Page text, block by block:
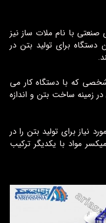
با نام ملات ساز نیز
برای تولید بتن در
شخصی که با دستگاه کار می
زمینه ساخت بتن و اندازه
نیاز برای تولید بتن را در
مواد با یکدیگر ترکیب